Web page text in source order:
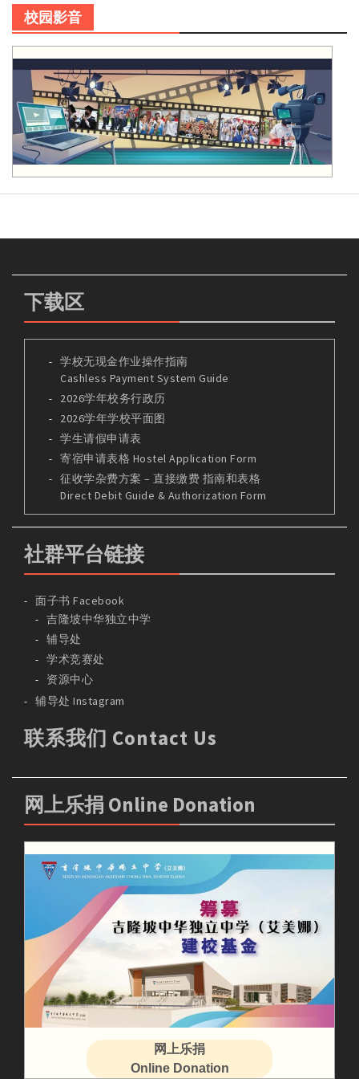
校园影音
下载区
学校无现金作业操作指南
Cashless Payment System Guide
2026学年校务行政历
2026学年学校平面图
学生请假申请表
寄宿申请表格 Hostel Application Form
征收学杂费方案 – 直接缴费 指南和表格
Direct Debit Guide & Authorization Form
社群平台链接
面子书 Facebook
吉隆坡中华独立中学
辅导处
学术竞赛处
资源中心
辅导处 Instagram
联系我们 Contact Us
网上乐捐 Online Donation
网上乐捐
Online Donation